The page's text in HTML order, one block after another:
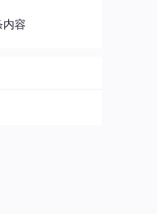
内容